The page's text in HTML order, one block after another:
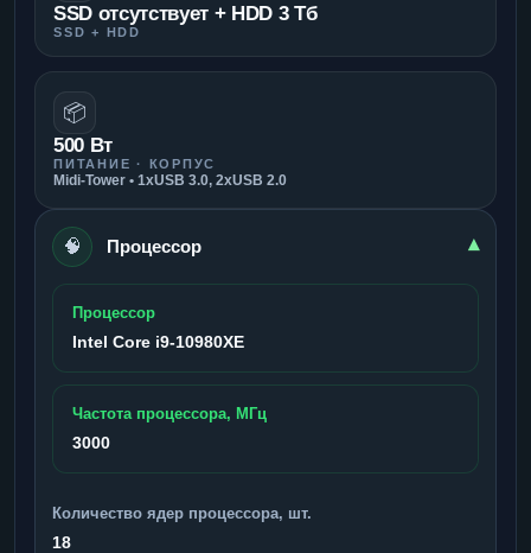
SSD отсутствует + HDD 3 Тб
SSD + HDD
📦
500 Вт
ПИТАНИЕ · КОРПУС
Midi-Tower • 1xUSB 3.0, 2xUSB 2.0
🧠 Процессор ▾
Процессор
Intel Core i9-10980XE
Частота процессора, МГц
3000
Количество ядер процессора, шт.
18